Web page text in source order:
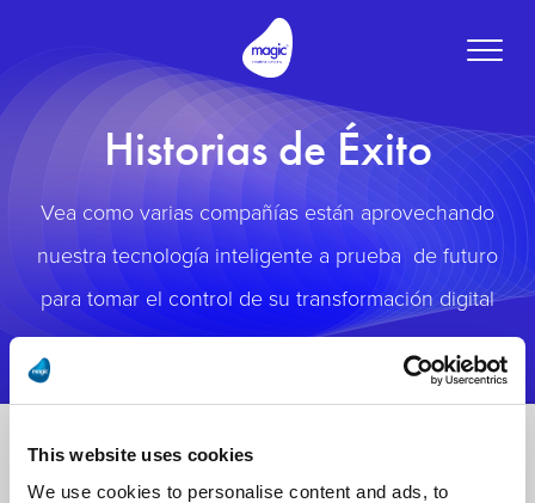
This website uses cookies
We use cookies to personalise content and ads, to
Toggle
Historias de Éxito
Vea como varias compañías están aprovechando
nuestra tecnología inteligente a prueba de futuro
para tomar el control de su transformación digital